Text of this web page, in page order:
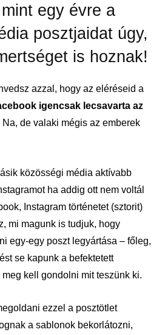
egy évre a
posztjaidat úgy,
is hoznak!
azzal, hogy az eléréseid a
igencsak lecsavarta az
Na, de valaki mégis az emberek
közösségi média aktívabb
ha addig ott nem voltál
Instagram történetet (sztorit)
mi magunk is tudjuk, hogy
egy-egy poszt legyártása – főleg,
se kapunk a befektetett
kell gondolni mit teszünk ki.
ezzel a posztötlet
a sablonok bekorlátozni,